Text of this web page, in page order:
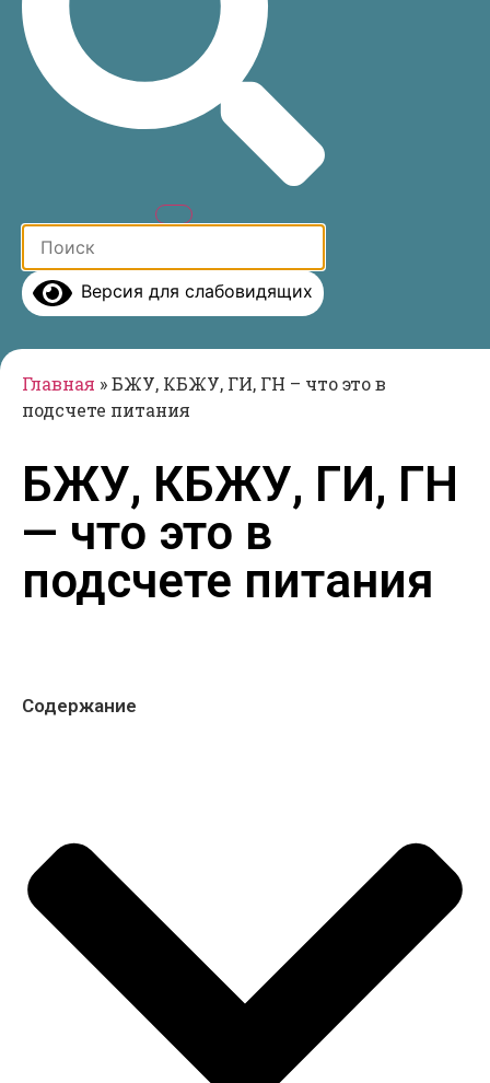
Версия для слабовидящих
Главная »БЖУ, КБЖУ, ГИ, ГН – что это в
подсчете питания
БЖУ, КБЖУ, ГИ, ГН
— что это в
подсчете питания
Содержание